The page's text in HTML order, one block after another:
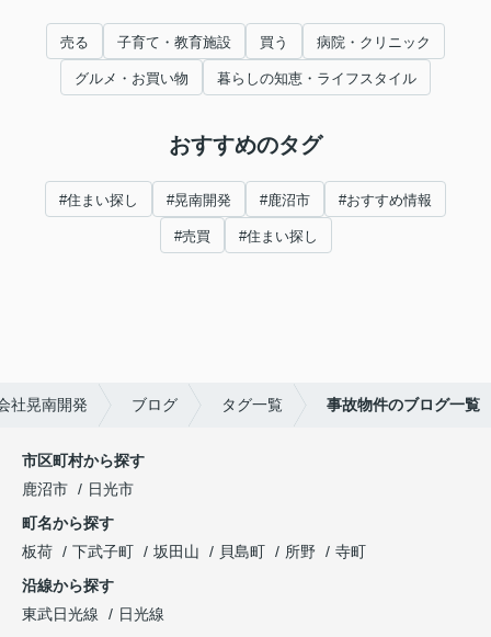
売る 子育て・教育施設 買う 病院・クリニック
グルメ・お買い物 暮らしの知恵・ライフスタイル
おすすめのタグ
#住まい探し #晃南開発 #鹿沼市 #おすすめ情報
#売買 #住まい探し
社晃南開発 ブログ タグ一覧 事故物件のブログ一覧
市区町村から探す
鹿沼市
日光市
町名から探す
板荷
下武子町 坂田山 貝島町 所野
寺町
沿線から探す
東武日光線
日光線